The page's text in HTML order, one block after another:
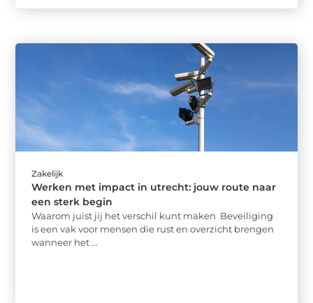
Zakelijk
Werken met impact in utrecht: jouw route naar
een sterk begin
Waarom juist jij het verschil kunt maken Beveiliging
is een vak voor mensen die rust en overzicht brengen
wanneer het ...